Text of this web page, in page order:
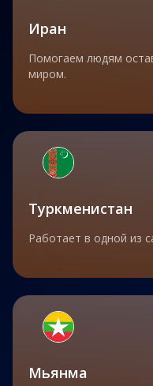
Иран
Помогаем людям
миром.
Туркменистан
Работает в одной из
Мьянма